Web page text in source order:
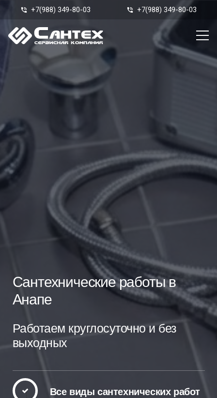
phone_in_talk +7(988) 349-80-03 phone_in_talk +7(988) 349-80-03
Сантехнические работы в
Анапе
Работаем круглосуточно и без
выходных
Все виды сантехнических работ